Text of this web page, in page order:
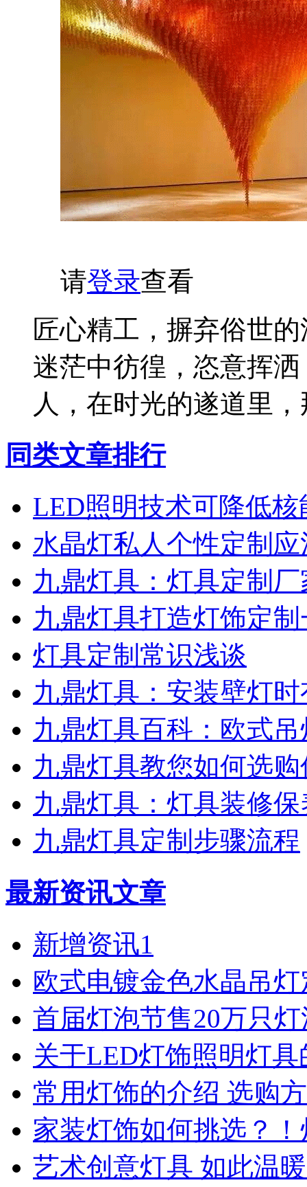
请登录查看
匠心精工，摒弃俗世
迷茫中彷徨，恣意挥
人，在时光的遂道里
同类文章排行
LED照明技术可降低核
水晶灯私人个性定制
九鼎灯具：灯具定制
九鼎灯具打造灯饰定
灯具定制常识浅谈
九鼎灯具：安装壁灯
九鼎灯具百科：欧式
九鼎灯具教您如何选
九鼎灯具：灯具装修
九鼎灯具定制步骤流程
最新资讯文章
新增资讯1
欧式电镀金色水晶吊
首届灯泡节售20万只
关于LED灯饰照明灯具
常用灯饰的介绍 选购
家装灯饰如何挑选？
艺术创意灯具 如此温暖